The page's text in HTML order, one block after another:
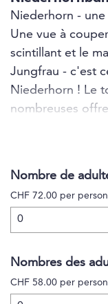
Niederhorn -
Une vue à
scintillant et le
Jungfrau - c'est
Niederhorn ! Le
nombreuses
terrasse
aventurier après
pas le chemin
une excursion
Nombre de
CHF 72.00 per person
Nombres des
CHF 58.00 per person